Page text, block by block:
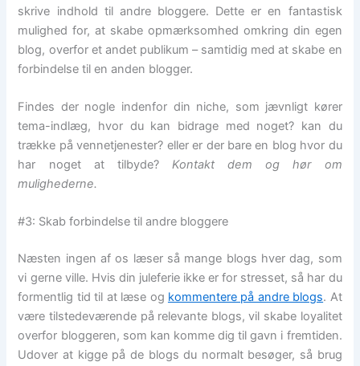
skrive indhold til andre bloggere. Dette er en fantastisk
mulighed for, at skabe opmærksomhed omkring din egen
blog, overfor et andet publikum – samtidig med at skabe en
forbindelse til en anden blogger.
Findes der nogle indenfor din niche, som jævnligt kører
tema-indlæg, hvor du kan bidrage med noget? kan du
trække på vennetjenester? eller er der bare en blog hvor du
har noget at tilbyde? Kontakt dem og hør om
mulighederne.
#3: Skab forbindelse til andre bloggere
Næsten ingen af os læser så mange blogs hver dag, som
vi gerne ville. Hvis din juleferie ikke er for stresset, så har du
formentlig tid til at læse og kommentere på andre blogs. At
være tilstedeværende på relevante blogs, vil skabe loyalitet
overfor bloggeren, som kan komme dig til gavn i fremtiden.
Udover at kigge på de blogs du normalt besøger, så brug